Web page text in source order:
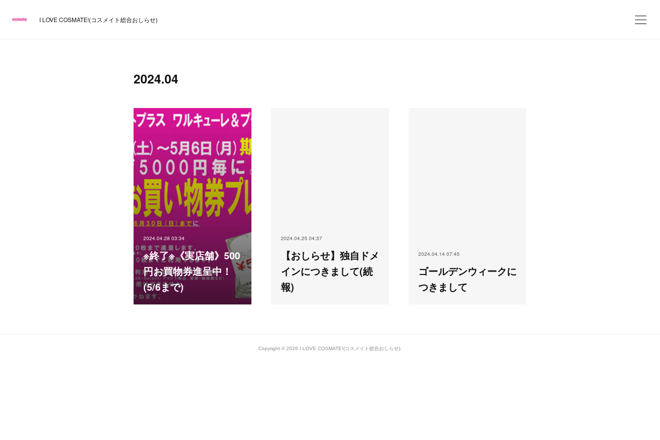
I LOVE COSMATE!(コスメイト総合おしらせ)
2024.04
2024.04.28 03:34
※終了※《実店舗》500
円お買物券進呈中！
(5/6まで)
2024.04.25 04:37
【おしらせ】独自ドメ
インにつきまして(続
報)
2024.04.14 07:45
ゴールデンウィークに
つきまして
Copyright © 2026 I LOVE COSMATE!(コスメイト総合おしらせ)